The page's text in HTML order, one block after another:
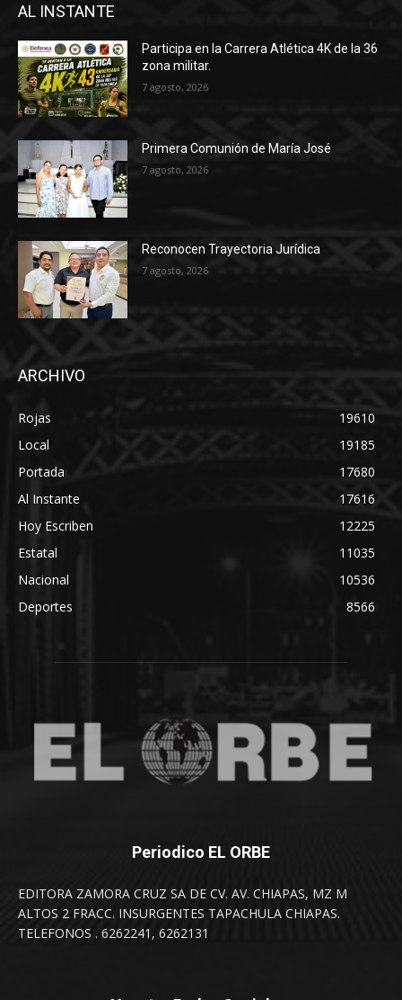
AL INSTANTE
Participa en la Carrera Atlética 4K de la 36
zona militar.
7 agosto, 2026
Primera Comunión de María José
7 agosto, 2026
Reconocen Trayectoria Jurídica
7 agosto, 2026
ARCHIVO
Rojas
19610
Local
19185
Portada
17680
Al Instante
17616
Hoy Escriben
12225
Estatal
11035
Nacional
10536
Deportes
8566
Periodico EL ORBE
EDITORA ZAMORA CRUZ SA DE CV. AV. CHIAPAS, MZ M
ALTOS 2 FRACC. INSURGENTES TAPACHULA CHIAPAS.
TELEFONOS . 6262241, 6262131